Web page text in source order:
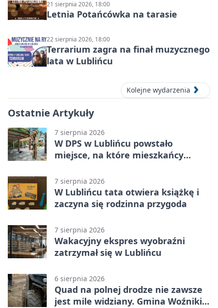
21 sierpnia 2026, 18:00
Letnia Potańcówka na tarasie
22 sierpnia 2026, 18:00
Terrarium zagra na finał muzycznego
lata w Lublińcu
Kolejne wydarzenia
Ostatnie Artykuły
7 sierpnia 2026
W DPS w Lublińcu powstało
miejsce, na które mieszkańcy
7 sierpnia 2026
W Lublińcu tata otwiera książkę i
zaczyna się rodzinna przygoda
7 sierpnia 2026
Wakacyjny ekspres wyobraźni
zatrzymał się w Lublińcu
6 sierpnia 2026
Quad na polnej drodze nie zawsze
jest mile widziany. Gmina Woźniki